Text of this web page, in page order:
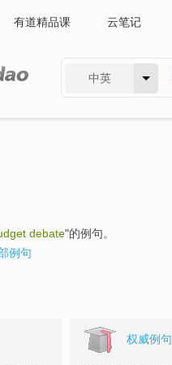
有道精品课 云笔记
中英
debate"的例句。
例句
权威例句